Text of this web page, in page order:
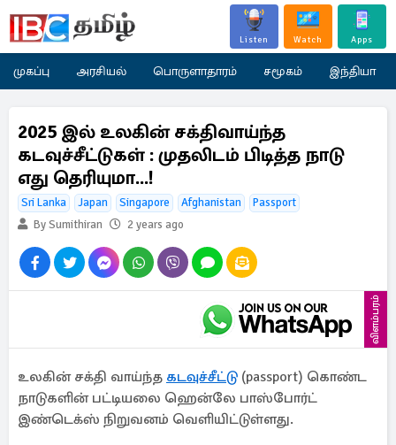
Listen Watch Apps
முகப்பு அரசியல் பொருளாதாரம் சமூகம் இந்தியா
2025 இல் உலகின் சக்திவாய்ந்த
கடவுச்சீட்டுகள் : முதலிடம் பிடித்த நாடு
எது தெரியுமா...!
Sri Lanka Japan Singapore Afghanistan
Passport
By Sumithiran
2 years ago
விளம்பரம்
உலகின் சக்தி வாய்ந்த கடவுச்சீட்டு (passport) கொண்ட
நாடுகளின் பட்டியலை ஹென்லே பாஸ்போர்ட்
இண்டெக்ஸ் நிறுவனம் வெளியிட்டுள்ளது.